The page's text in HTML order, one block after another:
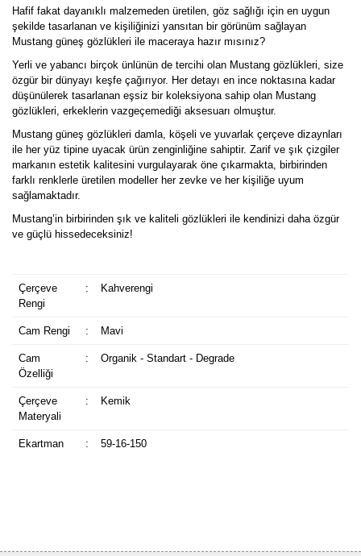
Hafif fakat dayanıklı malzemeden üretilen, göz sağlığı için en uygun
şekilde tasarlanan ve kişiliğinizi yansıtan bir görünüm sağlayan
Mustang güneş gözlükleri ile maceraya hazır mısınız?
Yerli ve yabancı birçok ünlünün de tercihi olan Mustang gözlükleri, size
özgür bir dünyayı keşfe çağırıyor. Her detayı en ince noktasına kadar
düşünülerek tasarlanan eşsiz bir koleksiyona sahip olan Mustang
gözlükleri, erkeklerin vazgeçemediği aksesuarı olmuştur.
Mustang güneş gözlükleri damla, köşeli ve yuvarlak çerçeve dizaynları
ile her yüz tipine uyacak ürün zenginliğine sahiptir. Zarif ve şık çizgiler
markanın estetik kalitesini vurgulayarak öne çıkarmakta, birbirinden
farklı renklerle üretilen modeller her zevke ve her kişiliğe uyum
sağlamaktadır.
Mustang’in birbirinden şık ve kaliteli gözlükleri ile kendinizi daha özgür
ve güçlü hissedeceksiniz!
Çerçeve
Rengi
: Kahverengi
Cam Rengi : Mavi
Cam
Özelliği
: Organik - Standart - Degrade
Çerçeve
Materyali
: Kemik
Ekartman : 59-16-150